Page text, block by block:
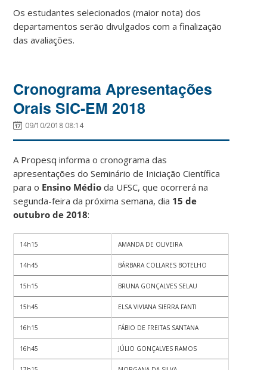
Os estudantes selecionados (maior nota) dos
departamentos serão divulgados com a finalização
das avaliações.
Cronograma Apresentações
Orais SIC-EM 2018
09/10/2018 08:14
A Propesq informa o cronograma das
apresentações do Seminário de Iniciação Científica
para o Ensino Médio da UFSC, que ocorrerá na
segunda-feira da próxima semana, dia 15 de
outubro de 2018:
14h15 AMANDA DE OLIVEIRA
14h45 BÁRBARA COLLARES BOTELHO
15h15 BRUNA GONÇALVES SELAU
15h45 ELSA VIVIANA SIERRA FANTI
16h15 FÁBIO DE FREITAS SANTANA
16h45 JÚLIO GONÇALVES RAMOS